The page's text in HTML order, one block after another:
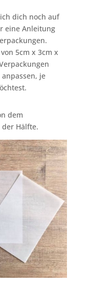
dich noch auf
eine Anleitung
5cm x 3cm x
je
dem
Hälfte.